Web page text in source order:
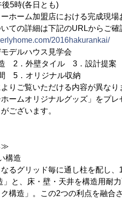
5時(各日とも)
ホーム加盟店における完成現場
詳細は下記のURLからご確認
2016hakurankai/
デルハウス見学会
．外壁タイル 3．設計提案
．オリジナル収納
覧いただける内容が異なり
ームオリジナルグッズ」をプレ
ざいます。
≫
構造
るグリッド毎に通し柱を配し
」と、床・壁・天井を構造用耐
構造」。この2つの利点を融合